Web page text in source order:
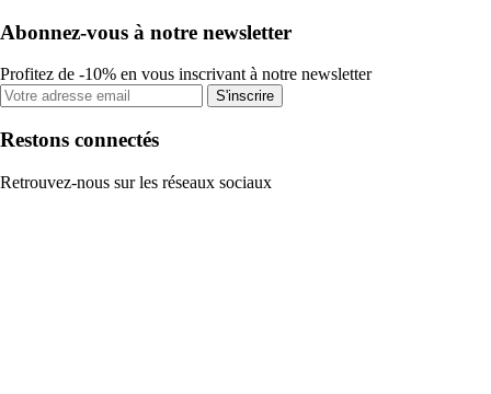
Abonnez-vous à notre newsletter
Profitez de -10% en vous inscrivant à notre newsletter
S'inscrire
Restons connectés
Retrouvez-nous sur les réseaux sociaux